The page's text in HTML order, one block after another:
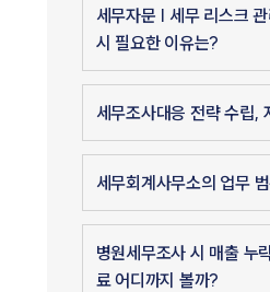
세무자문 | 세무 리스크
시 필요한 이유는?
세무조사대응 전략 수립,
세무회계사무소의 업무
병원세무조사 시 매출 누
료 어디까지 볼까?